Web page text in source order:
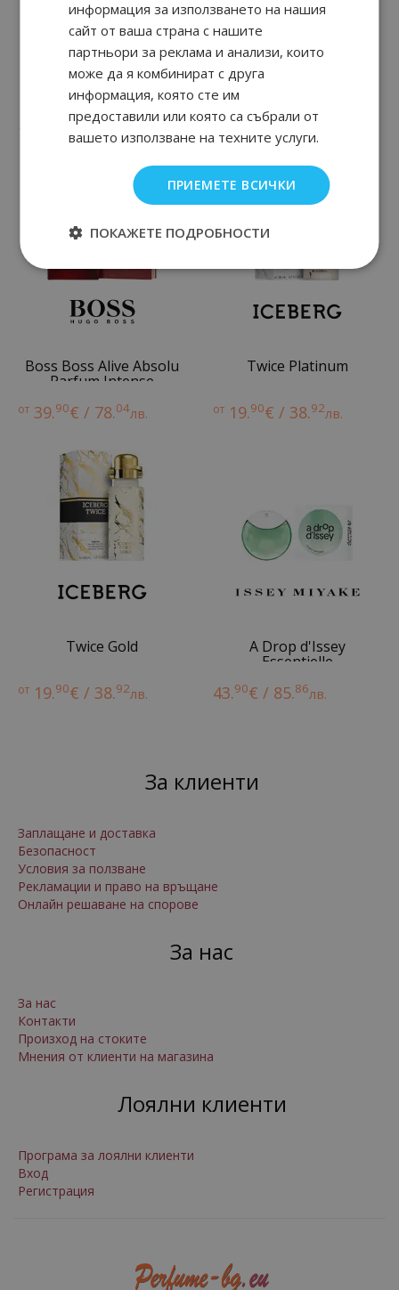
Tuberoza - X Collection
€ / 304. лв. 27. € / 54. лв.
Boss Boss Alive Absolu
Parfum Intense
от 39.90€ / 78.04лв.
Twice Platinum
от 19.90€ / 38.92лв.
Twice Gold
от 19.90€ / 38.92лв.
A Drop d'Issey
Essentielle
43.90€ / 85.86лв.
За клиенти
Заплащане и доставка
Безопасност
Условия за ползване
Рекламации и право на връщане
Онлайн решаване на спорове
За нас
За нас
Контакти
Произход на стоките
Мнения от клиенти на магазина
Лоялни клиенти
Програма за лоялни клиенти
Вход
Регистрация
информация за използването на нашия
сайт от ваша страна с нашите
партньори за реклама и анализи, които
може да я комбинират с друга
информация, която сте им
предоставили или която са събрали от
вашето използване на техните услуги.
ПРИЕМЕТЕ ВСИЧКИ
ПОКАЖЕТЕ ПОДРОБНОСТИ